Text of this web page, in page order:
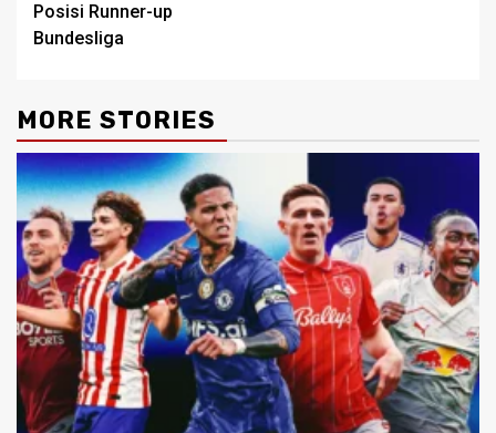
Posisi Runner-up
Bundesliga
MORE STORIES